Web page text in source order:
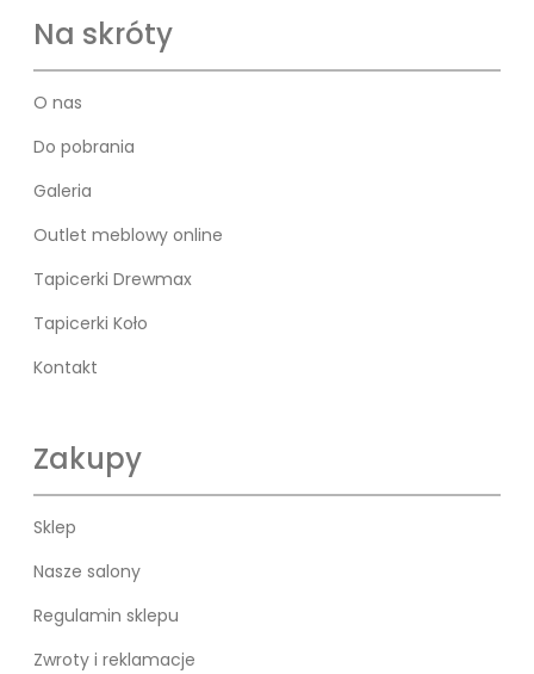
Na skróty
O nas
Do pobrania
Galeria
Outlet meblowy online
Tapicerki Drewmax
Tapicerki Koło
Kontakt
Zakupy
Sklep
Nasze salony
Regulamin sklepu
Zwroty i reklamacje